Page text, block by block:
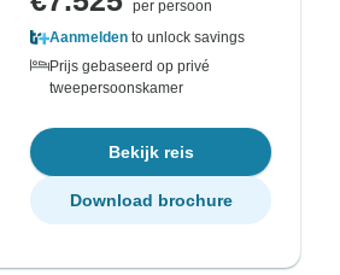
per persoon
Aanmelden to unlock savings
Prijs gebaseerd op privé
tweepersoonskamer
Bekijk reis
Download brochure